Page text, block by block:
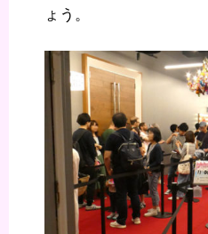
ょう。